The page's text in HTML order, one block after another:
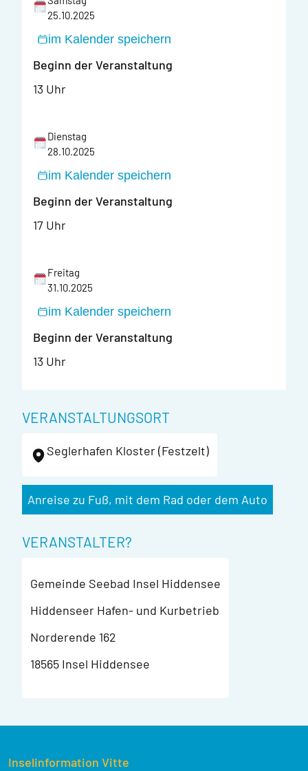
25.10.2025
im Kalender speichern
Beginn der Veranstaltung
13 Uhr
Dienstag
28.10.2025
im Kalender speichern
Beginn der Veranstaltung
17 Uhr
Freitag
31.10.2025
im Kalender speichern
Beginn der Veranstaltung
13 Uhr
VERANSTALTUNGSORT
Seglerhafen Kloster (Festzelt)
Anreise zu Fuß, mit dem Rad oder dem Auto
VERANSTALTER?
Gemeinde Seebad Insel Hiddensee
Hiddenseer Hafen- und Kurbetrieb
Norderende 162
18565 Insel Hiddensee
Inselinformation Vitte